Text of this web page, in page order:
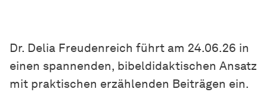
Dr. Delia Freudenreich führt am 24.06.26 in
einen spannenden, bibeldidaktischen Ansatz
mit praktischen erzählenden Beiträgen ein.